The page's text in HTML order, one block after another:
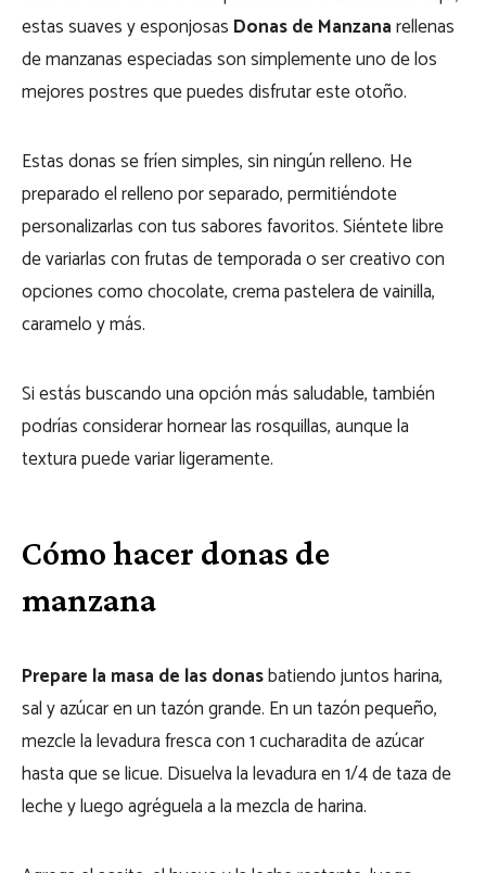
estas suaves y esponjosas Donas de Manzanarellenas
de manzanas especiadas son simplemente uno de los
mejores postres que puedes disfrutar este otoño.
Estas donas se fríen simples, sin ningún relleno. He
preparado el relleno por separado, permitiéndote
personalizarlas con tus sabores favoritos. Siéntete libre
de variarlas con frutas de temporada o ser creativo con
opciones como chocolate, crema pastelera de vainilla,
caramelo y más.
Si estás buscando una opción más saludable, también
podrías considerar hornear las rosquillas, aunque la
textura puede variar ligeramente.
Cómo hacer donas de
manzana
Prepare la masa de las donasbatiendo juntos harina,
sal y azúcar en un tazón grande. En un tazón pequeño,
mezcle la levadura fresca con 1 cucharadita de azúcar
hasta que se licue. Disuelva la levadura en 1/4 de taza de
leche y luego agréguela a la mezcla de harina.